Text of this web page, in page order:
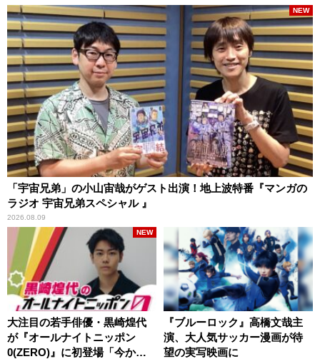
「宇宙兄弟」の小山宙哉がゲスト出演！地上波特番『マンガの
ラジオ 宇宙兄弟スペシャル 』
2026.08.09
NEW
大注目の若手俳優・黒崎煌代
が『オールナイトニッポン
0(ZERO)』に初登場「今から
NEW
『ブルーロック』高橋文哉主
演、大人気サッカー漫画が待
望の実写映画に